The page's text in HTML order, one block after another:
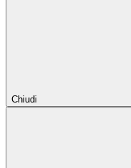
Chiudi